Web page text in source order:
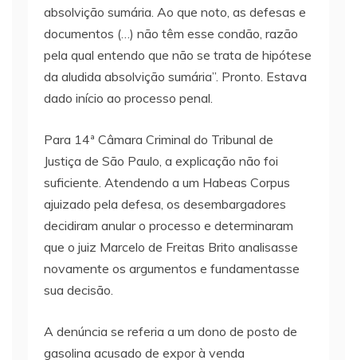
absolvição sumária. Ao que noto, as defesas e
documentos (…) não têm esse condão, razão
pela qual entendo que não se trata de hipótese
da aludida absolvição sumária”. Pronto. Estava
dado início ao processo penal.
Para 14ª Câmara Criminal do Tribunal de
Justiça de São Paulo, a explicação não foi
suficiente. Atendendo a um Habeas Corpus
ajuizado pela defesa, os desembargadores
decidiram anular o processo e determinaram
que o juiz Marcelo de Freitas Brito analisasse
novamente os argumentos e fundamentasse
sua decisão.
A denúncia se referia a um dono de posto de
gasolina acusado de expor à venda